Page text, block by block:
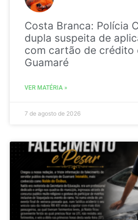
Costa Branca: Polícia
dupla suspeita de
com cartão de crédito
Guamaré
VER MATÉRIA »
7 de agosto de 2026